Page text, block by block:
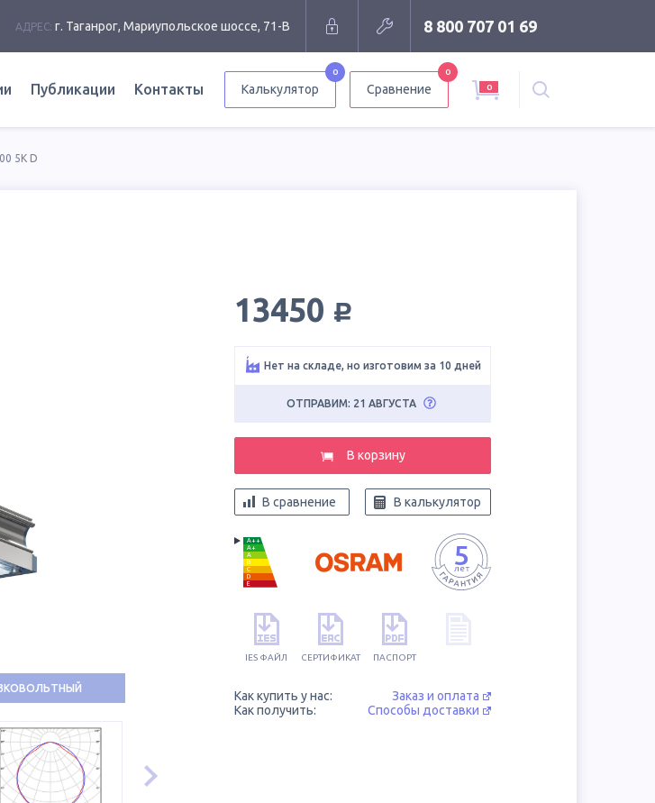
АДРЕС: г. Таганрог, Мариупольское шоссе, 71-В 8 800 707 01 69
Публикации Контакты Калькулятор
0
Сравнение
0
0
5K D
13450 руб.
Нет на складе, но изготовим за 10 дней
ОТПРАВИМ: 21 АВГУСТА
В корзину
В сравнение В калькулятор
A++
A+
A
B
C
D
E
IES ФАЙЛ СЕРТИФИКАТ ПАСПОРТ
Как купить у нас:
Заказ и оплата
Как получить:
Способы доставки